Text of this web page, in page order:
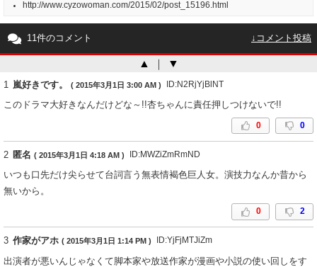
http://www.cyzowoman.com/2015/02/post_15196.html
11件のコメント ↓コメント投稿
▲ ｜ ▼
1 嵐好きです。 ( 2015年3月1日 3:00 AM ) ID:N2RjYjBlNT
このドラマ大好きなんだけどな～!!杏ちゃんに責任押しつけないで!!
0 0
2 匿名 ( 2015年3月1日 4:18 AM ) ID:MWZiZmRmND
いつも口先だけ尖らせて台詞言う無表情褐色巨人女。演技力なんか昔から
無いから。
0 2
3 作家がアホ ( 2015年3月1日 1:14 PM ) ID:YjFjMTJiZm
出演者が悪いんじゃなくて脚本家や放送作家が漫画や小説の使い回しをす